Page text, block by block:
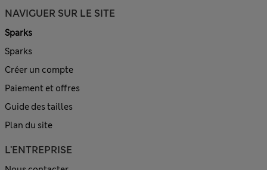
NAVIGUER SUR LE SITE
Sparks
Sparks
Créer un compte
Paiement et offres
Guide des tailles
Plan du site
L'ENTREPRISE